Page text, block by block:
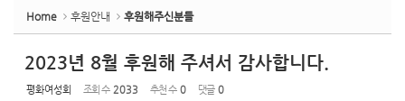
Home 후원안내 후원해주신분들
2023년 8월 후원해 주셔서 감사합니다.
평화여성회 조회 수 2033 추천 수 0 댓글 0